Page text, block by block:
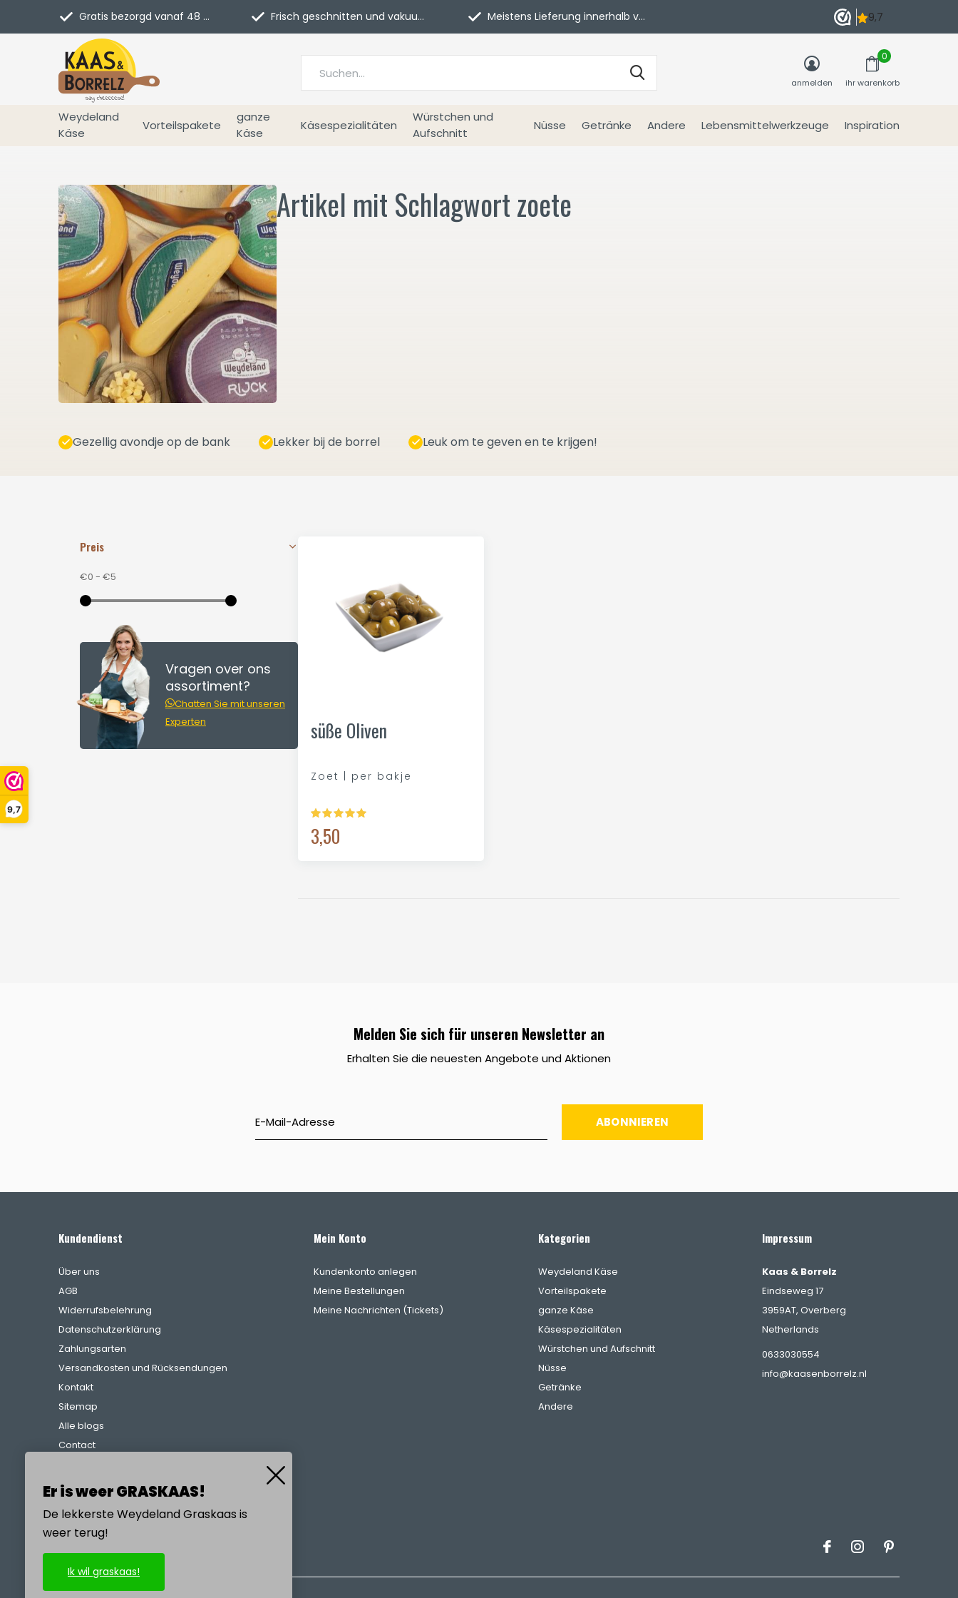
9,7
Weydeland
Käse
Vorteilspakete
ganze
Käse
Käsespezialitäten
Würstchen und
Aufschnitt
Nüsse Getränke Andere Lebensmittelwerkzeuge Inspiration
anmelden ihr warenkorb
0
Gratis bezorgd vanaf 48 euro in NL Frisch geschnitten und vakuumverpackt. Meistens Lieferung innerhalb von 3 Tagen
Artikel mit Schlagwort zoete
Gezellig avondje op de bank Lekker bij de borrel Leuk om te geven en te krijgen!
süße Oliven
Zoet | per bakje
3,50
Preis
€0 - €5
Vragen over ons
assortiment?
Chatten Sie mit unseren
Experten
Melden Sie sich für unseren Newsletter an
Erhalten Sie die neuesten Angebote und Aktionen
ABONNIEREN
Kundendienst
Über uns
AGB
Widerrufsbelehrung
Datenschutzerklärung
Zahlungsarten
Versandkosten und Rücksendungen
Kontakt
Sitemap
Alle blogs
Contact
Referenzen
Mein Konto
Kundenkonto anlegen
Meine Bestellungen
Meine Nachrichten (Tickets)
Kategorien
Weydeland Käse
Vorteilspakete
ganze Käse
Käsespezialitäten
Würstchen und Aufschnitt
Nüsse
Getränke
Andere
Impressum
Kaas & Borrelz
Eindseweg 17
3959AT, Overberg
Netherlands
0633030554
info@kaasenborrelz.nl
Er is weer GRASKAAS!
De lekkerste Weydeland Graskaas is
weer terug!
Ik wil graskaas!